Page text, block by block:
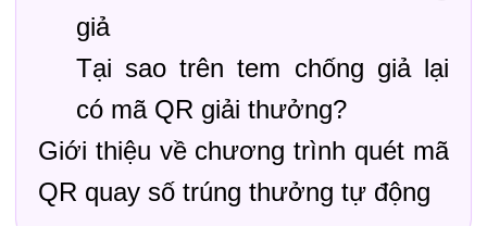
giả
Tại sao trên tem chống giả lại
có mã QR giải thưởng?
Giới thiệu về chương trình quét mã
QR quay số trúng thưởng tự động